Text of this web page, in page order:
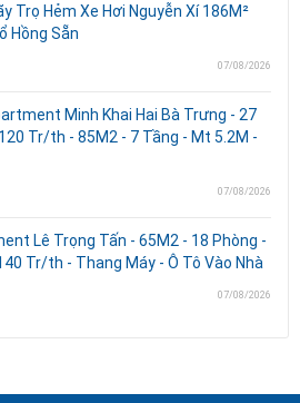
Trọ Hẻm Xe Hơi Nguyễn Xí 186M²
Hồng Sẵn
07/08/2026
Minh Khai Hai Bà Trưng - 27
Tr/th - 85M2 - 7 Tầng - Mt 5.2M -
07/08/2026
Lê Trọng Tấn - 65M2 - 18 Phòng -
Tr/th - Thang Máy - Ô Tô Vào Nhà
07/08/2026